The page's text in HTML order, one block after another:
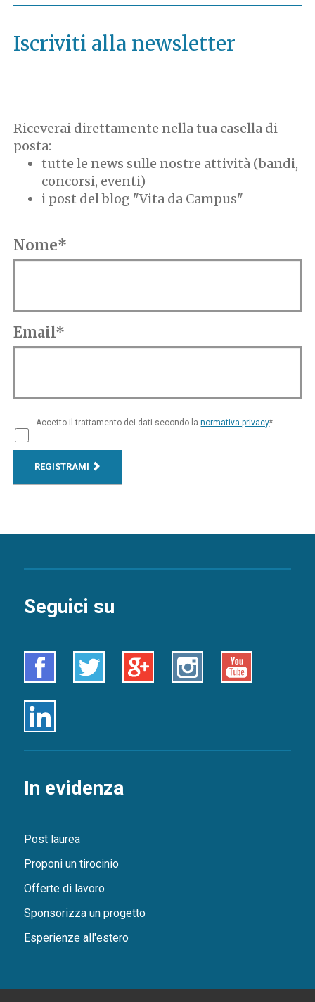
Iscriviti alla newsletter
Riceverai direttamente nella tua casella di
posta:
tutte le news sulle nostre attività (bandi,
concorsi, eventi)
i post del blog "Vita da Campus"
Nome*
Email*
Accetto il trattamento dei dati secondo lanormativa privacy*
REGISTRAMI
Seguici su
Facebook Twitter Google+ Instagram Youtube
Linkedin
In evidenza
Post laurea
Proponi un tirocinio
Offerte di lavoro
Sponsorizza un progetto
Esperienze all'estero